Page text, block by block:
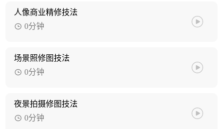
人像商业精修技法
0分钟
场景照修图技法
0分钟
夜景拍摄修图技法
0分钟